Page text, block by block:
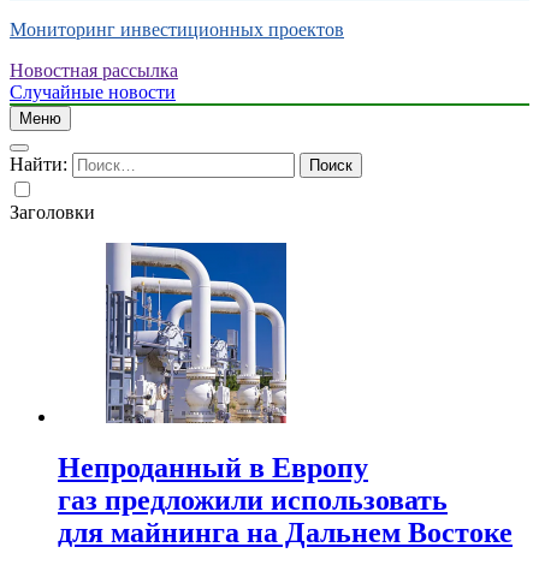
Мониторинг инвестиционных проектов
Новостная рассылка
Случайные новости
Меню
Найти:
Заголовки
Непроданный в Европу
газ предложили использовать
для майнинга на Дальнем Востоке